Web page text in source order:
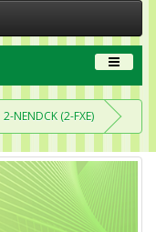
2-NENDCK (2-FXE)